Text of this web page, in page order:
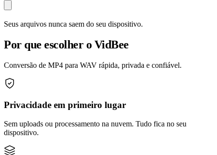
Seus arquivos nunca saem do seu dispositivo.
Por que escolher o VidBee
Conversão de MP4 para WAV rápida, privada e confiável.
Privacidade em primeiro lugar
Sem uploads ou processamento na nuvem. Tudo fica no seu
dispositivo.